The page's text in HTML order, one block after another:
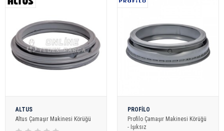
ALTUS
Altus Çamaşır Makinesi Körüğü
PROFİLO
Profilo Çamaşır Makinesi Körüğü
- Işıksız